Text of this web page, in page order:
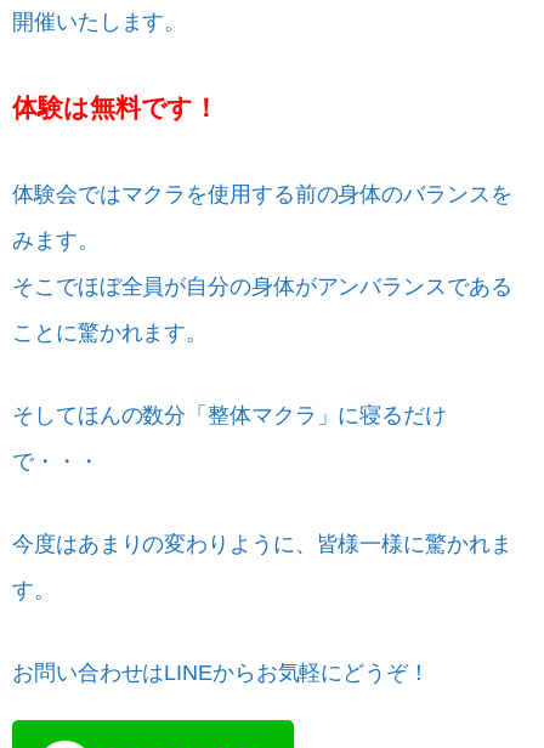
開催いたします。
体験は無料です！
体験会ではマクラを使用する前の身体のバランスを
みます。
そこでほぼ全員が自分の身体がアンバランスである
ことに驚かれます。
そしてほんの数分「整体マクラ」に寝るだけ
で・・・
今度はあまりの変わりように、皆様一様に驚かれま
す。
お問い合わせはLINEからお気軽にどうぞ！